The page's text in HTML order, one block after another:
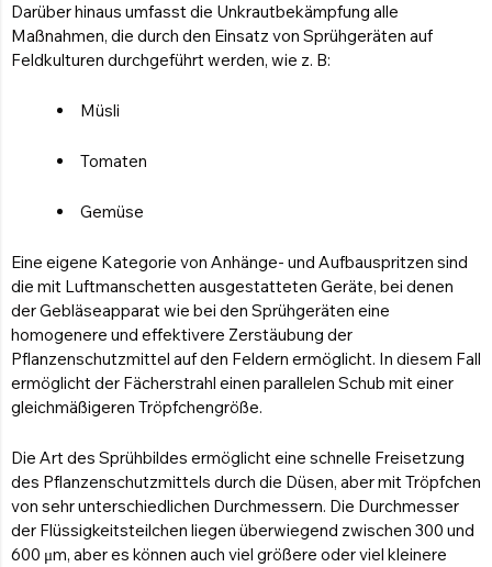
Darüber hinaus umfasst die Unkrautbekämpfung alle
Maßnahmen, die durch den Einsatz von Sprühgeräten auf
Feldkulturen durchgeführt werden, wie z. B:
Müsli
Tomaten
Gemüse
Eine eigene Kategorie von Anhänge- und Aufbauspritzen sind
die mit Luftmanschetten ausgestatteten Geräte, bei denen
der Gebläseapparat wie bei den Sprühgeräten eine
homogenere und effektivere Zerstäubung der
Pflanzenschutzmittel auf den Feldern ermöglicht. In diesem Fall
ermöglicht der Fächerstrahl einen parallelen Schub mit einer
gleichmäßigeren Tröpfchengröße.
Die Art des Sprühbildes ermöglicht eine schnelle Freisetzung
des Pflanzenschutzmittels durch die Düsen, aber mit Tröpfchen
von sehr unterschiedlichen Durchmessern. Die Durchmesser
der Flüssigkeitsteilchen liegen überwiegend zwischen 300 und
600 μm, aber es können auch viel größere oder viel kleinere
FREISCHNEIDER
Entdecken Sie die Produkte
HECKENSCHERE
Entdecken Sie die Produkte
SEITENMULCHER FÜR TRAKTOR
Entdecken Sie die Produkte
UNKRAUTVERNICHTUNGSMASCHINEN
Bars
Stäbe zwischen den Reihen
Abgeschleppte Waggons